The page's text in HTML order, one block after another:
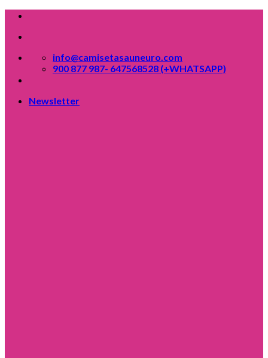
Skip
content
info@camisetasauneuro.com
900 877 987- 647568528 (+WHATSAPP)
Newsletter